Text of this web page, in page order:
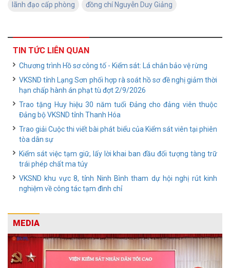
lãnh đạo cấp phòng đồng chí Nguyễn Duy Giảng
TIN TỨC LIÊN QUAN
Chương trình Hồ sơ công tố - Kiểm sát: Lá chắn bảo vệ rừng
VKSND tỉnh Lạng Sơn phối hợp rà soát hồ sơ đề nghị giảm thời
hạn chấp hành án phạt tù đợt 2/9/2026
Trao tặng Huy hiệu 30 năm tuổi Đảng cho đảng viên thuộc
Đảng bộ VKSND tỉnh Thanh Hóa
Trao giải Cuộc thi viết bài phát biểu của Kiểm sát viên tại phiên
tòa dân sự
Kiểm sát việc tạm giữ, lấy lời khai ban đầu đối tượng tàng trữ
trái phép chất ma túy
VKSND khu vực 8, tỉnh Ninh Bình tham dự hội nghị rút kinh
nghiệm về công tác tạm đình chỉ
MEDIA